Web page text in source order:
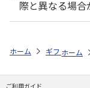
際と異なる場合
ホーム ギフトストア
ホーム
ご利用ガイド